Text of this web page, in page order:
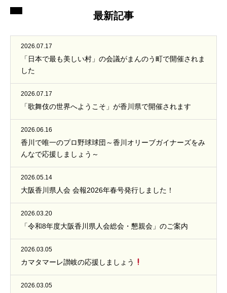
最新記事
2026.07.17
「日本で最も美しい村」の会議がまんのう町で開催されま
した
2026.07.17
「歌舞伎の世界へようこそ」が香川県で開催されます
2026.06.16
香川で唯一のプロ野球球団～香川オリーブガイナーズをみ
んなで応援しましょう～
2026.05.14
大阪香川県人会 会報2026年春号発行しました！
2026.03.20
「令和8年度大阪香川県人会総会・懇親会」のご案内
2026.03.05
カマタマーレ讃岐の応援しましょう
2026.03.05